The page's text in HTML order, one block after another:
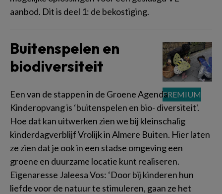
aanbod. Dit is deel 1: de bekostiging.
Buitenspelen en
biodiversiteit
Een van de stappen in de Groene Agenda
Kinderopvang is ‘buitenspelen en bio- diversiteit'.
Hoe dat kan uitwerken zien we bij kleinschalig
kinderdagverblijf Vrolijk in Almere Buiten. Hier laten
ze zien dat je ook in een stadse omgeving een
groene en duurzame locatie kunt realiseren.
Eigenaresse Jaleesa Vos: ‘Door bij kinderen hun
liefde voor de natuur te stimuleren, gaan ze het